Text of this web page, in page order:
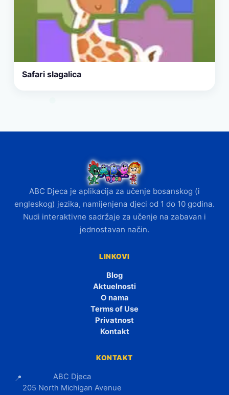
Safari slagalica
ABC Djeca je aplikacija za učenje bosanskog (i
engleskog) jezika, namijenjena djeci od 1 do 10 godina.
Nudi interaktivne sadržaje za učenje na zabavan i
jednostavan način.
LINKOVI
Blog
Aktuelnosti
O nama
Terms of Use
Privatnost
Kontakt
KONTAKT
📍
ABC Djeca
205 North Michigan Avenue